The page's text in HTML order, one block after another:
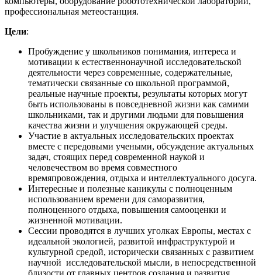
профессиональная метеостанция.
Цели:
Пробуждение у школьников понимания, интереса и
мотивации к естественнонаучной исследовательской
деятельности через современные, содержательные,
тематически связанные со школьной программой,
реальные научные проекты, результаты которых могут
быть использованы в повседневной жизни как самими
школьниками, так и другими людьми для повышения
качества жизни и улучшения окружающей среды.
Участие в актуальных исследовательских проектах
вместе с передовыми учеными, обсуждение актуальных
задач, стоящих перед современной наукой и
человечеством во время совместного
времяпровождения, отдыха и интеллектуального досуга.
Интересные и полезные каникулы с полноценным
использованием времени для саморазвития,
полноценного отдыха, повышения самооценки и
жизненной мотивации.
Сессии проводятся в лучших уголках Европы, местах с
идеальной экологией, развитой инфраструктурой и
культурной средой, исторически связанных с развитием
научной исследовательской мысли, в непосредственной